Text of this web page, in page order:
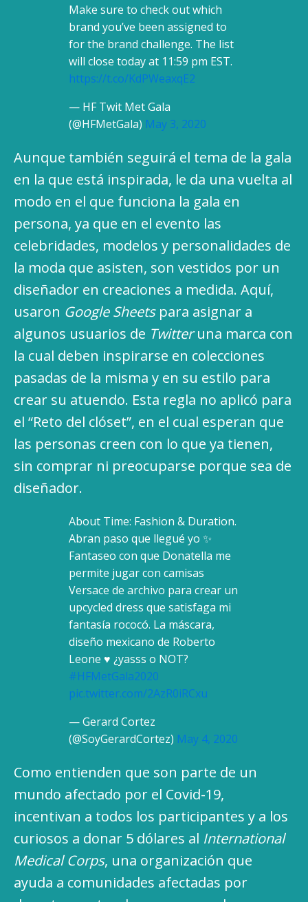
Make sure to check out which
brand you’ve been assigned to
for the brand challenge. The list
will close today at 11:59 pm EST.
https://t.co/KdPWeaxqE2
— HF Twit Met Gala
(@HFMetGala) May 3, 2020
Aunque también seguirá el tema de la gala
en la que está inspirada, le da una vuelta al
modo en el que funciona la gala en
persona, ya que en el evento las
celebridades, modelos y personalidades de
la moda que asisten, son vestidos por un
diseñador en creaciones a medida. Aquí,
usaron Google Sheetspara asignar a
algunos usuarios de Twitteruna marca con
la cual deben inspirarse en colecciones
pasadas de la misma y en su estilo para
crear su atuendo. Esta regla no aplicó para
el “Reto del clóset”, en el cual esperan que
las personas creen con lo que ya tienen,
sin comprar ni preocuparse porque sea de
diseñador.
About Time: Fashion & Duration.
Abran paso que llegué yo ✨
Fantaseo con que Donatella me
permite jugar con camisas
Versace de archivo para crear un
upcycled dress que satisfaga mi
fantasía rococó. La máscara,
diseño mexicano de Roberto
Leone ♥️ ¿yasss o NOT?
#HFMetGala2020
pic.twitter.com/2AzR0iRCxu
— Gerard Cortez
(@SoyGerardCortez) May 4, 2020
Como entienden que son parte de un
mundo afectado por el Covid-19,
incentivan a todos los participantes y a los
curiosos a donar 5 dólares al International
Medical Corps, una organización que
ayuda a comunidades afectadas por